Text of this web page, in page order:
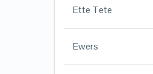
Ette Tete
Ewers